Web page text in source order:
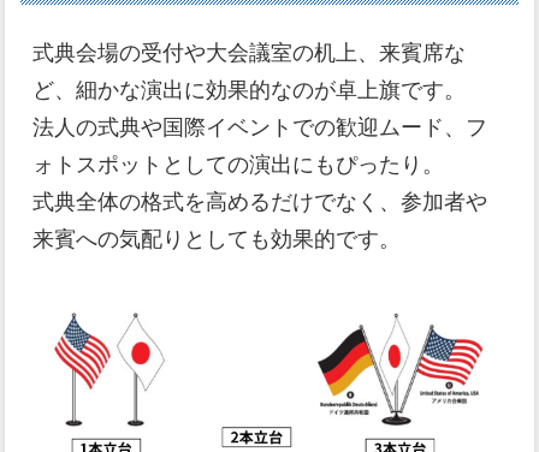
式典会場の受付や大会議室の机上、来賓席な
ど、細かな演出に効果的なのが卓上旗です。
法人の式典や国際イベントでの歓迎ムード、フ
ォトスポットとしての演出にもぴったり。
式典全体の格式を高めるだけでなく、参加者や
来賓への気配りとしても効果的です。